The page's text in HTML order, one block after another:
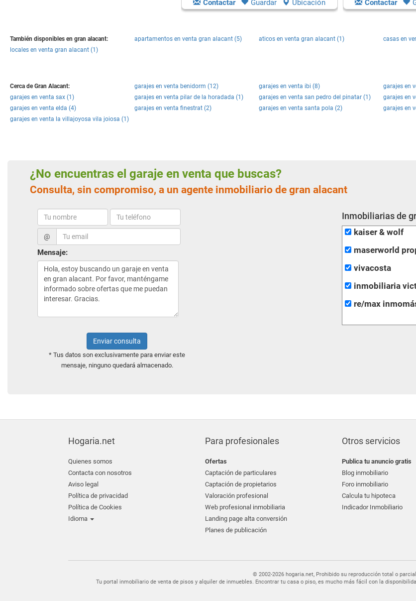
Contactar Guardar Ubicación Contactar
También disponibles en gran alacant: apartamentos en venta gran alacant (5) aticos en venta gran alacant (1) casas en
locales en venta gran alacant (1)
Cerca de Gran Alacant: garajes en venta benidorm (12) garajes en venta ibi (8) garajes en
garajes en venta sax (1)
garajes en venta pilar de la horadada (1) garajes en venta san pedro del pinatar (1) garajes en
garajes en venta elda (4)
garajes en venta finestrat (2) garajes en venta santa pola (2) garajes en
garajes en venta la villajoyosa vila joiosa (1)
¿No encuentras el garaje en venta que buscas?
Consulta, sin compromiso, a un agente inmobiliario de gran alacant
@
Mensaje:
Enviar consulta
* Tus datos son exclusivamente para enviar este
mensaje, ninguno quedará almacenado.
Inmobiliarias de
kaiser & wolf
maserworld
vivacosta
inmobiliaria
re/max
Hogaria.net
Quienes somos
Contacta con nosotros
Aviso legal
Política de privacidad
Política de Cookies
Idioma
Para profesionales
Ofertas
Captación de particulares
Captación de propietarios
Valoración profesional
Web profesional inmobiliaria
Landing page alta conversión
Planes de publicación
Otros servicios
Publica tu anuncio gratis
Blog inmobiliario
Foro inmobiliario
Calcula tu hipoteca
Indicador Inmobiliario
© 2002-2026 hogaria.net, Prohibido su reproducción total o parcial
Tu portal inmobiliario de venta de pisos y alquiler de inmuebles. Encontrar tu casa o piso, es mucho más fácil con la